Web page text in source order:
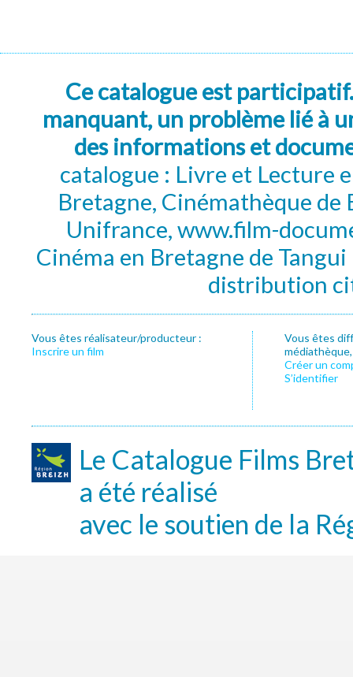
Ce catalogue est
manquant, un problème lié à
des informations et
catalogue : Livre et Lecture
Bretagne, Cinémathèque de
Unifrance, www.film-
Cinéma en Bretagne de
distribution
Vous êtes réalisateur/producteur :
Inscrire un film
Vous êtes
Créer un
S’identifier
Le Catalogue Films
a été réalisé
avec le soutien de la